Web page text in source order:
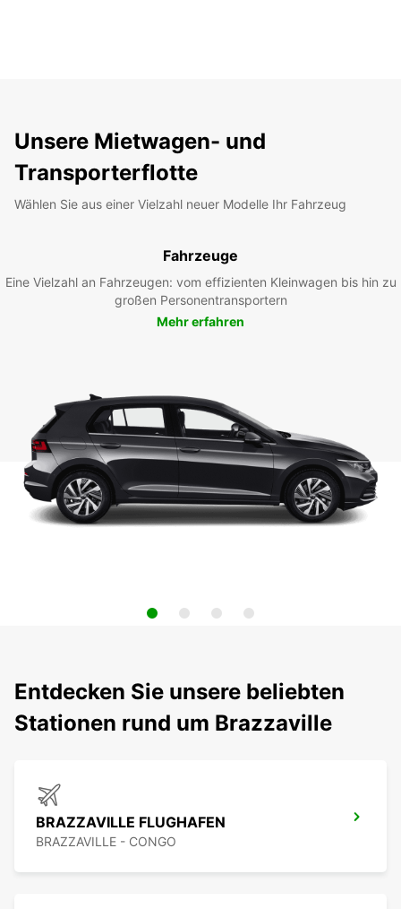
Unsere Mietwagen- und
Transporterflotte
Wählen Sie aus einer Vielzahl neuer Modelle Ihr Fahrzeug
Fahrzeuge
Eine Vielzahl an Fahrzeugen: vom effizienten Kleinwagen bis hin zu
großen Personentransportern
Mehr erfahren
Entdecken Sie unsere beliebten
Stationen rund um Brazzaville
BRAZZAVILLE FLUGHAFEN
BRAZZAVILLE - CONGO